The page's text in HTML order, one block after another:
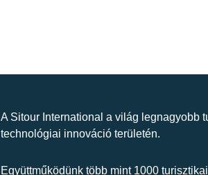
A Sitour International a világ legnagyobb
technológiai innováció területén.
Együttműködünk több mint 1000